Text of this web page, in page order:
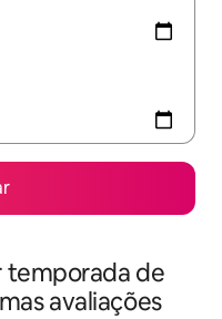
temporada de
avaliações